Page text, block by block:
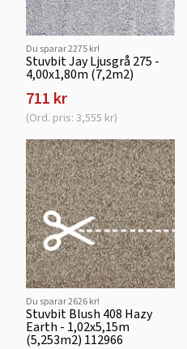
Du sparar 2275 kr!
Stuvbit Jay Ljusgrå 275 -
4,00x1,80m (7,2m2)
711 kr
(Ord. pris: 3,555 kr)
Du sparar 2626 kr!
Stuvbit Blush 408 Hazy
Earth - 1,02x5,15m
(5,253m2) 112966